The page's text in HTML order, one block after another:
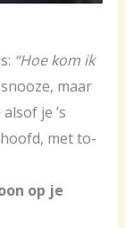
“Hoe kom ik
maar
je ’s
met to-
op je